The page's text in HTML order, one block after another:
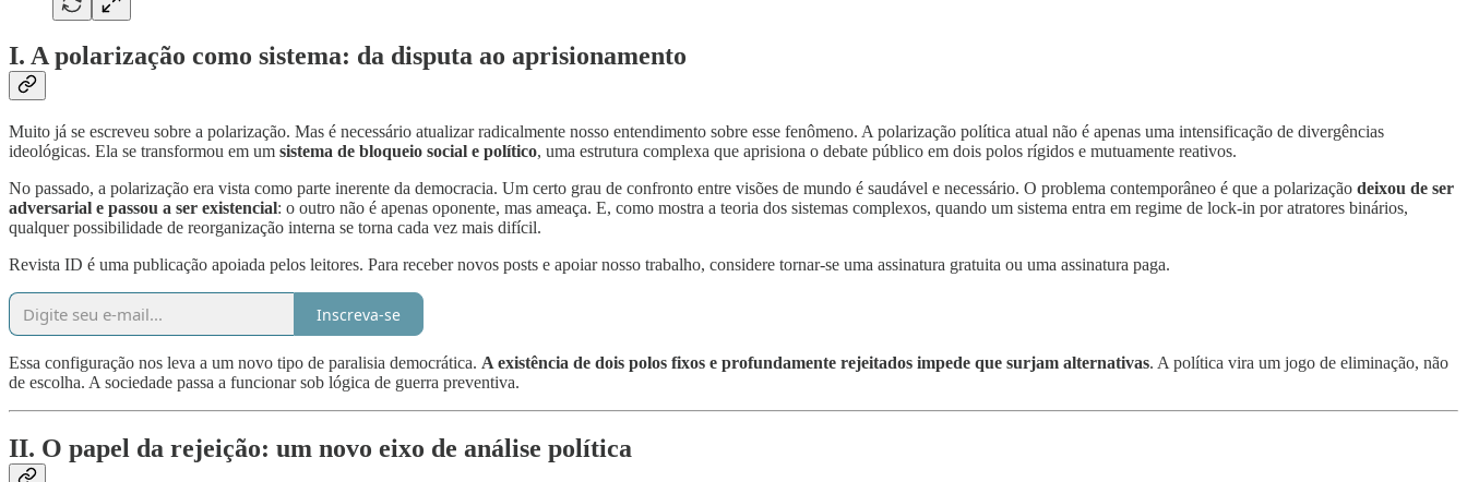
I. A polarização como sistema: da disputa ao aprisionamento
Muito já se escreveu sobre a polarização. Mas é necessário atualizar radicalmente nosso entendimento sobre esse fenômeno. A polarização política atual não é apenas uma intensificação de divergências
ideológicas. Ela se transformou em um sistema de bloqueio social e político, uma estrutura complexa que aprisiona o debate público em dois polos rígidos e mutuamente reativos.
No passado, a polarização era vista como parte inerente da democracia. Um certo grau de confronto entre visões de mundo é saudável e necessário. O problema contemporâneo é que a polarização deixou de ser
adversarial e passou a ser existencial: o outro não é apenas oponente, mas ameaça. E, como mostra a teoria dos sistemas complexos, quando um sistema entra em regime de lock-in por atratores binários,
qualquer possibilidade de reorganização interna se torna cada vez mais difícil.
Revista ID é uma publicação apoiada pelos leitores. Para receber novos posts e apoiar nosso trabalho, considere tornar-se uma assinatura gratuita ou uma assinatura paga.
Inscreva-se
Essa configuração nos leva a um novo tipo de paralisia democrática. A existência de dois polos fixos e profundamente rejeitados impede que surjam alternativas. A política vira um jogo de eliminação, não
de escolha. A sociedade passa a funcionar sob lógica de guerra preventiva.
II. O papel da rejeição: um novo eixo de análise política